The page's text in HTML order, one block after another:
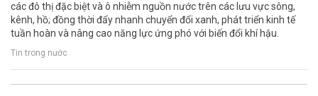
các đô thị đặc biệt và ô nhiễm nguồn nước trên các lưu vực sông,
kênh, hồ; đồng thời đẩy nhanh chuyển đổi xanh, phát triển kinh tế
tuần hoàn và nâng cao năng lực ứng phó với biến đổi khí hậu.
Tin trong nước